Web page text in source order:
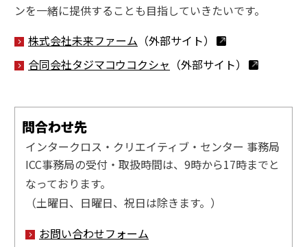
ンを一緒に提供することも目指していきたいです。
株式会社未来ファーム （外部サイト）
合同会社タジマコウコクシャ （外部サイト）
問合わせ先
インタークロス・クリエイティブ・センター 事務局
ICC事務局の受付・取扱時間は、9時から17時までと
なっております。
（土曜日、日曜日、祝日は除きます。）
お問い合わせフォーム